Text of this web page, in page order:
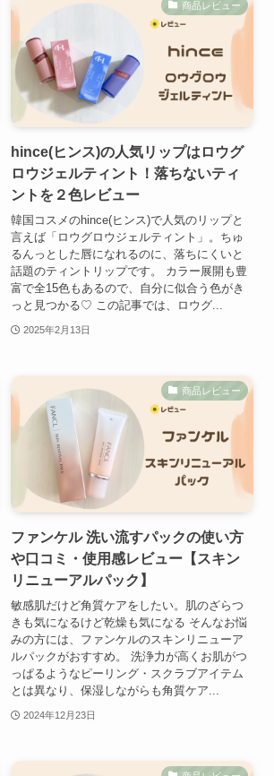
商品レビュー
hince(ヒンス)の人気リップはロウグ
ロウジェルティント！落ちないティ
ントを２色レビュー
韓国コスメのhince(ヒンス)で人気のリップと
言えば「ロウグロウジェルティント」。ちゅ
るんっとした唇になれるのに、落ちにくいと
話題のティントリップです。 カラー展開も豊
富で全15色もあるので、自分に似合う色がき
っと見つかる♡ この記事では、ロウグ...
2025年2月13日
商品レビュー
ファンケル 洗い流すパックの使い方
や口コミ・使用感レビュー【スキン
リニューアルパック】
敏感肌だけど角質ケアをしたい。肌のざらつ
きも気になるけど乾燥も気になる そんなお悩
みの方には、ファンケルのスキンリニューア
ルパックがおすすめ。 洗浄力が高くお肌がつ
っぱるようなピーリング・スクラブアイテム
とは異なり、保湿しながらも角質ケア...
2024年12月23日